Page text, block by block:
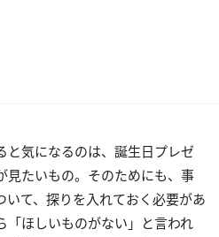
と気になるのは、誕生日プレゼ
見たいもの。そのためにも、事
て、探りを入れておく必要があ
「ほしいものがない」と言われ